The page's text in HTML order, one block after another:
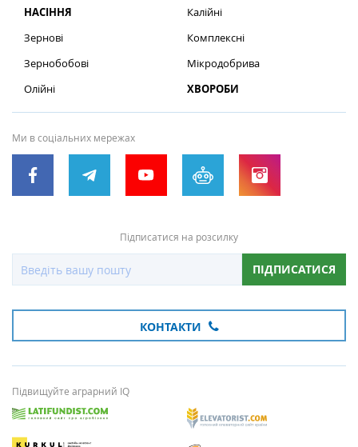
НАСІННЯ
Зернові
Зернобобові
Олійні
Калійні
Комплексні
Мікродобрива
ХВОРОБИ
Ми в соціальних мережах
Підписатися на розсилку
ПІДПИСАТИСЯ
КОНТАКТИ
Підвищуйте аграрний IQ